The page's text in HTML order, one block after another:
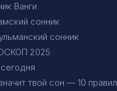
Ванги
сонник
сонник
2025
твой сон — 10 правил